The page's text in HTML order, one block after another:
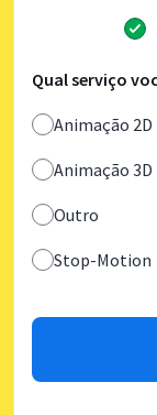
Qual serviço
Animação 2D
Animação 3D
Outro
Stop-Motion